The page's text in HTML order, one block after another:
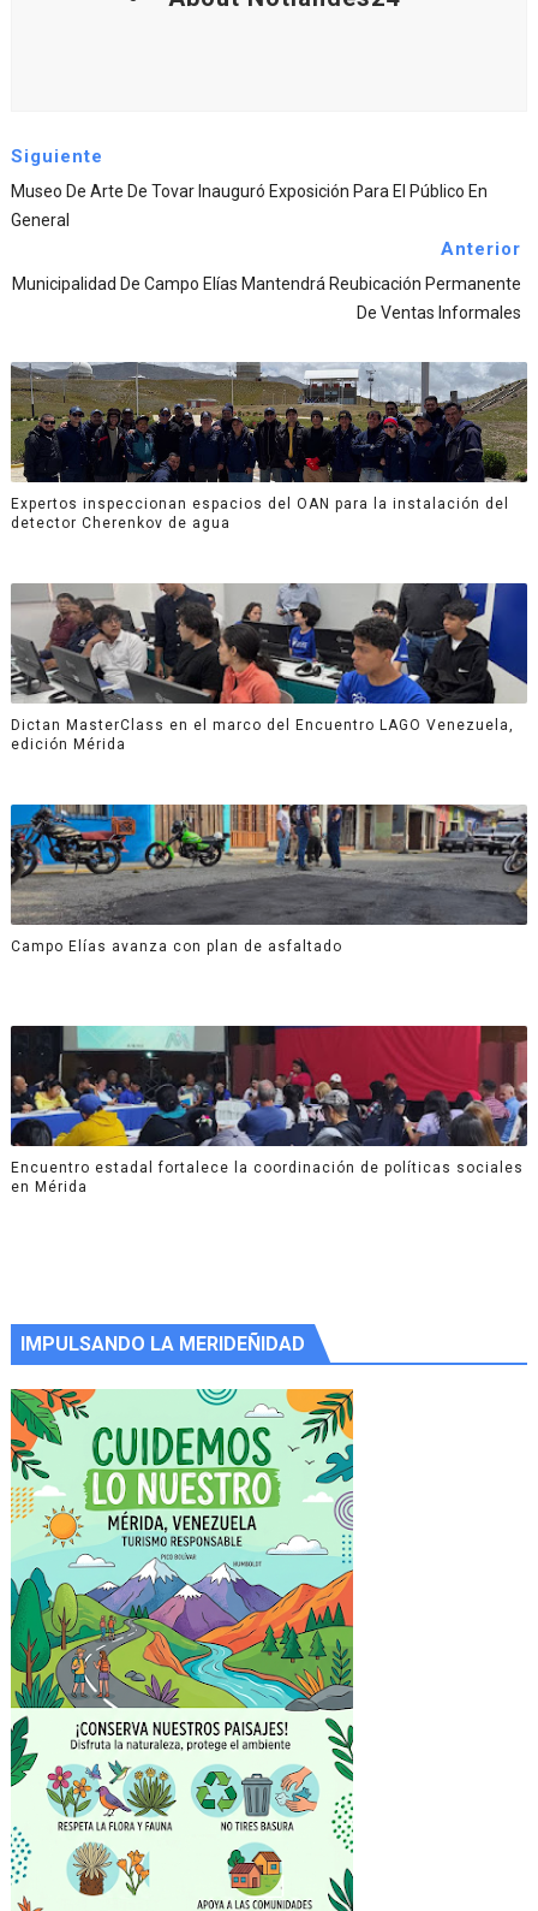
Siguiente
Museo De Arte De Tovar Inauguró Exposición Para El Público En
General
Anterior
Municipalidad De Campo Elías Mantendrá Reubicación Permanente
De Ventas Informales
Expertos inspeccionan espacios del OAN para la instalación del
detector Cherenkov de agua
Dictan MasterClass en el marco del Encuentro LAGO Venezuela,
edición Mérida
Campo Elías avanza con plan de asfaltado
Encuentro estadal fortalece la coordinación de políticas sociales
en Mérida
IMPULSANDO LA MERIDEÑIDAD